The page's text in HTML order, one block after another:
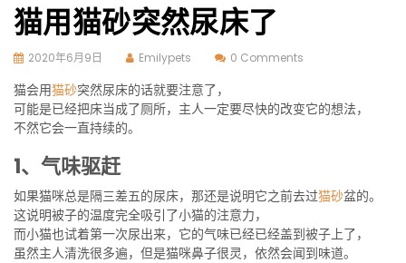
猫用猫砂突然尿床了
2020年6月9日 Emilypets 0 Comments
猫会用猫砂突然尿床的话就要注意了，
可能是已经把床当成了厕所，主人一定要尽快的改变它的想法，
不然它会一直持续的。
1、气味驱赶
如果猫咪总是隔三差五的尿床，那还是说明它之前去过猫砂盆的。
这说明被子的温度完全吸引了小猫的注意力，
而小猫也试着第一次尿出来，它的气味已经已经盖到被子上了，
虽然主人清洗很多遍，但是猫咪鼻子很灵，依然会闻到味道。